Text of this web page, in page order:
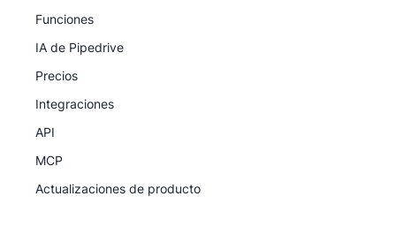
Funciones
IA de Pipedrive
Precios
Integraciones
API
MCP
Actualizaciones de producto